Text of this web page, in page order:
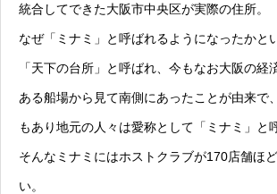
統合してできた大阪市中央区が実際の住所。
なぜ「ミナミ」と呼ばれるようになったかと
「天下の台所」と呼ばれ、今もなお大阪の経
ある船場から見て南側にあったことが由来で
もあり地元の人々は愛称として「ミナミ」と
そんなミナミにはホストクラブが170店舗ほ
い。